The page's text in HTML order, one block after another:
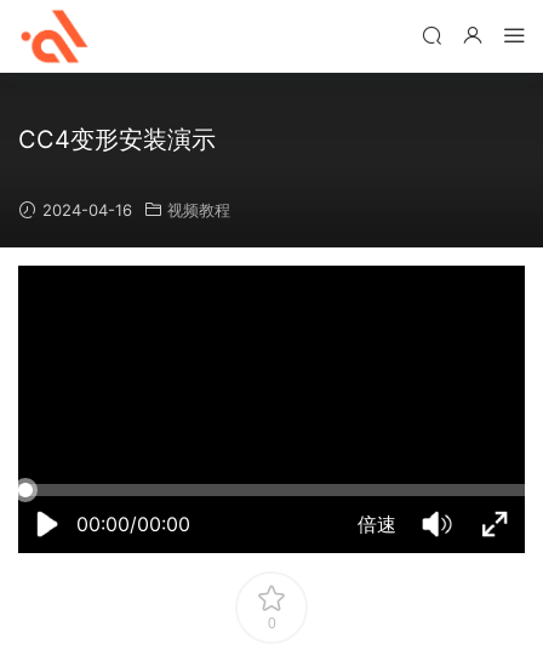
CC4变形安装演示
2024-04-16 视频教程
00:00/00:00 倍速
50% 75% 100% 11:11:43
0